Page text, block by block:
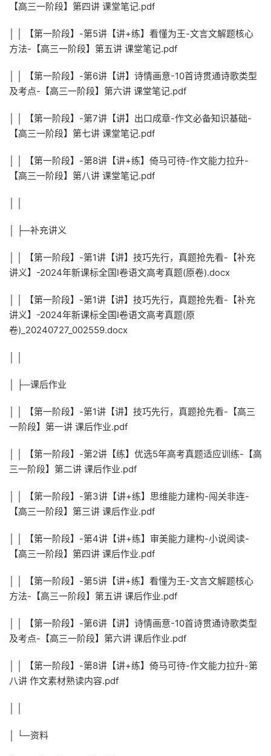
【高三一阶段】第四讲 课堂笔记.pdf
│ │ 【第一阶段】-第5讲【讲+练】看懂为王-文言文解题核心
方法-【高三一阶段】第五讲 课堂笔记.pdf
│ │ 【第一阶段】-第6讲【讲】诗情画意-10首诗贯通诗歌类型
及考点-【高三一阶段】第六讲 课堂笔记.pdf
│ │ 【第一阶段】-第7讲【讲】出口成章-作文必备知识基础-
【高三一阶段】第七讲 课堂笔记.pdf
│ │ 【第一阶段】-第8讲【讲+练】倚马可待-作文能力拉升-
【高三一阶段】第八讲 课堂笔记.pdf
│ ├─补充讲义
│ │ 【第一阶段】-第1讲【讲】技巧先行，真题抢先看-【补充
讲义】-2024年新课标全国Ⅰ卷语文高考真题(原卷).docx
│ │ 【第一阶段】-第1讲【讲】技巧先行，真题抢先看-【补充
讲义】-2024年新课标全国Ⅰ卷语文高考真题(原
卷)_20240727_002559.docx
│ ├─课后作业
│ │ 【第一阶段】-第1讲【讲】技巧先行，真题抢先看-【高三
一阶段】第一讲 课后作业.pdf
│ │ 【第一阶段】-第2讲【练】优选5年高考真题适应训练-【高
三一阶段】第二讲 课后作业.pdf
│ │ 【第一阶段】-第3讲【讲+练】思维能力建构-闯关非连-
【高三一阶段】第三讲 课后作业.pdf
│ │ 【第一阶段】-第4讲【讲+练】审美能力建构-小说阅读-
【高三一阶段】第四讲 课后作业.pdf
│ │ 【第一阶段】-第5讲【讲+练】看懂为王-文言文解题核心
方法-【高三一阶段】第五讲 课后作业.pdf
│ │ 【第一阶段】-第6讲【讲】诗情画意-10首诗贯通诗歌类型
及考点-【高三一阶段】第六讲 课后作业.pdf
│ │ 【第一阶段】-第8讲【讲+练】倚马可待-作文能力拉升-第
八讲 作文素材熟读内容.pdf
│ └─资料